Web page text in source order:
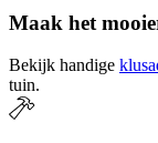
Maak het
Bekijk handige
tuin.